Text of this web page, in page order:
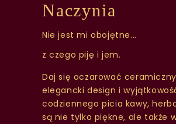
Naczynia
Nie jest mi obojętne...
z czego piję i jem.
Daj się oczarować
elegancki design i
codziennego picia kawy,
są nie tylko piękne, ale także